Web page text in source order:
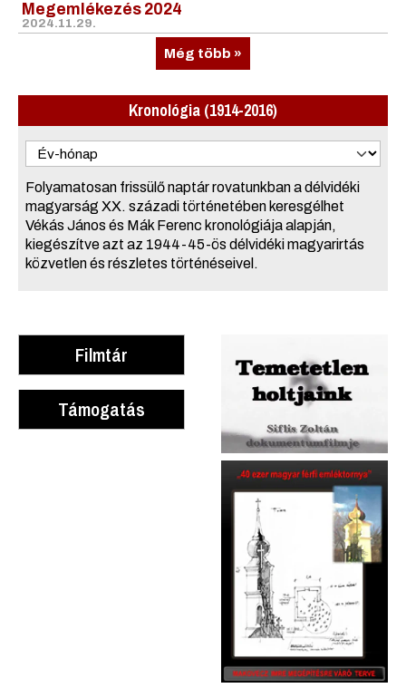
Filmtár
Támogatás
Megemlékezés 2024
2024.11.29.
Még több »
Kronológia (1914-2016)
Folyamatosan frissülő naptár rovatunkban a délvidéki
magyarság XX. századi történetében keresgélhet
Vékás János és Mák Ferenc kronológiája alapján,
kiegészítve azt az 1944-45-ös délvidéki magyarirtás
közvetlen és részletes történéseivel.